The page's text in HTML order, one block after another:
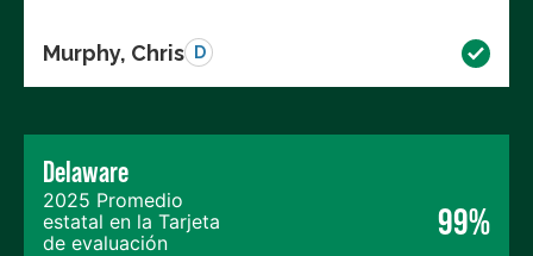
Murphy, Chris D
Delaware
2025 Promedio
estatal en la Tarjeta
de evaluación
99%